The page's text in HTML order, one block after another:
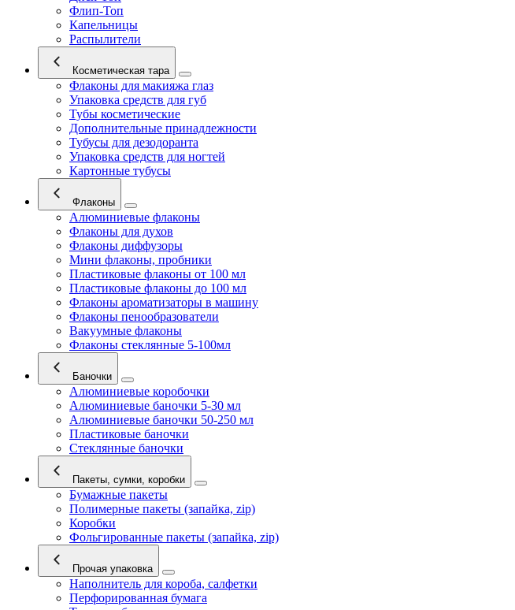
Флип-Топ
Капельницы
Распылители
Косметическая тара
Флаконы для макияжа глаз
Упаковка средств для губ
Тубы косметические
Дополнительные принадлежности
Тубусы для дезодоранта
Упаковка средств для ногтей
Картонные тубусы
Флаконы
Алюминиевые флаконы
Флаконы для духов
Флаконы диффузоры
Мини флаконы, пробники
Пластиковые флаконы от 100 мл
Пластиковые флаконы до 100 мл
Флаконы ароматизаторы в машину
Флаконы пенообразователи
Вакуумные флаконы
Флаконы стеклянные 5-100мл
Баночки
Алюминиевые коробочки
Алюминиевые баночки 5-30 мл
Алюминиевые баночки 50-250 мл
Пластиковые баночки
Стеклянные баночки
Пакеты, сумки, коробки
Бумажные пакеты
Полимерные пакеты (запайка, zip)
Коробки
Фольгированные пакеты (запайка, zip)
Прочая упаковка
Наполнитель для короба, салфетки
Перфорированная бумага